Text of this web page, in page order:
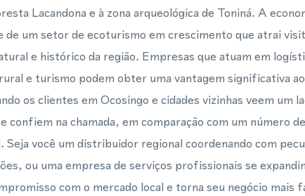
Lacandona e à zona arqueológica de Toniná. A
de um setor de ecoturismo em crescimento que atrai
e histórico da região. Empresas que atuam em
e turismo podem obter uma vantagem significativa
os clientes em Ocosingo e cidades vizinhas veem um
confiem na chamada, em comparação com um número
Seja você um distribuidor regional coordenando com
ou uma empresa de serviços profissionais se
com o mercado local e torna seu negócio mais